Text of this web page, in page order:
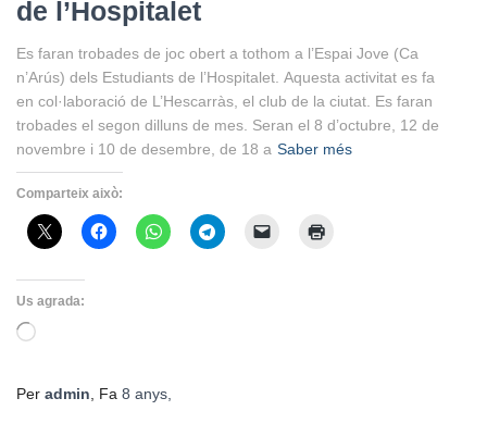
de l’Hospitalet
Es faran trobades de joc obert a tothom a l’Espai Jove (Ca
n’Arús) dels Estudiants de l’Hospitalet. Aquesta activitat es fa
en col·laboració de L’Hescarràs, el club de la ciutat. Es faran
trobades el segon dilluns de mes. Seran el 8 d’octubre, 12 de
novembre i 10 de desembre, de 18 a Saber més
Comparteix això:
Us agrada:
S'està
Per admin, Fa 8 anys,